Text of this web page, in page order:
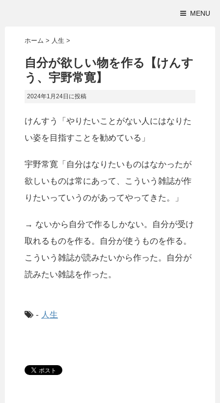
MENU
ホーム > 人生 >
自分が欲しい物を作る【けんす
う、宇野常寛】
2024年1月24日 に投稿
けんすう「やりたいことがない人にはなりた
い姿を目指すことを勧めている」
宇野常寛「自分はなりたいものはなかったが
欲しいものは常にあって、こういう雑誌が作
りたいっていうのがあってやってきた。」
→ ないから自分で作るしかない。自分が受け
取れるものを作る。自分が使うものを作る。
こういう雑誌が読みたいから作った。自分が
読みたい雑誌を作った。
- 人生